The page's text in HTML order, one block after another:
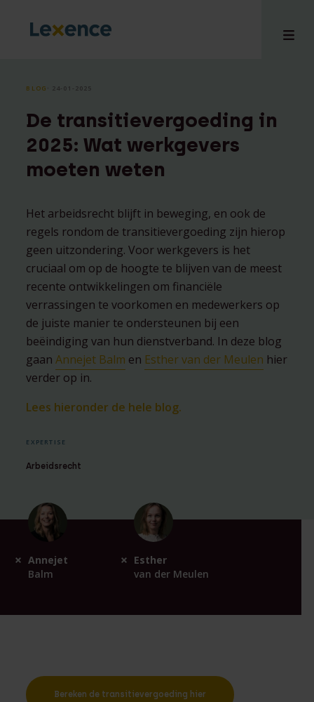
BLOG ⸱ 24-01-2025
De transitievergoeding in
2025: Wat werkgevers
moeten weten
Het arbeidsrecht blijft in beweging, en ook de
regels rondom de transitievergoeding zijn hierop
geen uitzondering. Voor werkgevers is het
cruciaal om op de hoogte te blijven van de meest
recente ontwikkelingen om financiële
verrassingen te voorkomen en medewerkers op
de juiste manier te ondersteunen bij een
beëindiging van hun dienstverband. In deze blog
gaanAnnejet Balm en Esther van der Meulen hier
verder op in.
Lees hieronder de hele blog.
EXPERTISE
Arbeidsrecht
Annejet
Balm
Esther
van der Meulen
Bereken de transitievergoeding hier